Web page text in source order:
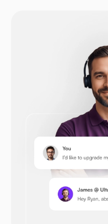
Opencart
Prestashop